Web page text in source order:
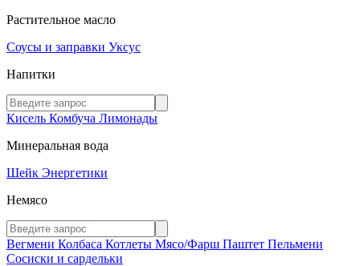
Растительное масло
Соусы и заправки Уксус
Напитки
Кисель Комбуча Лимонады
Минеральная вода
Шейк Энергетики
Немясо
Вегмени Колбаса Котлеты Мясо/Фарш Паштет Пельмени
Сосиски и сардельки